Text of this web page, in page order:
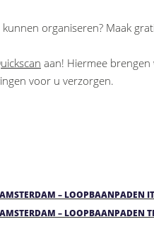
organiseren? Maak
aan! Hiermee brengen
voor u verzorgen.
– LOOPBAANPADEN IT
– LOOPBAANPADEN